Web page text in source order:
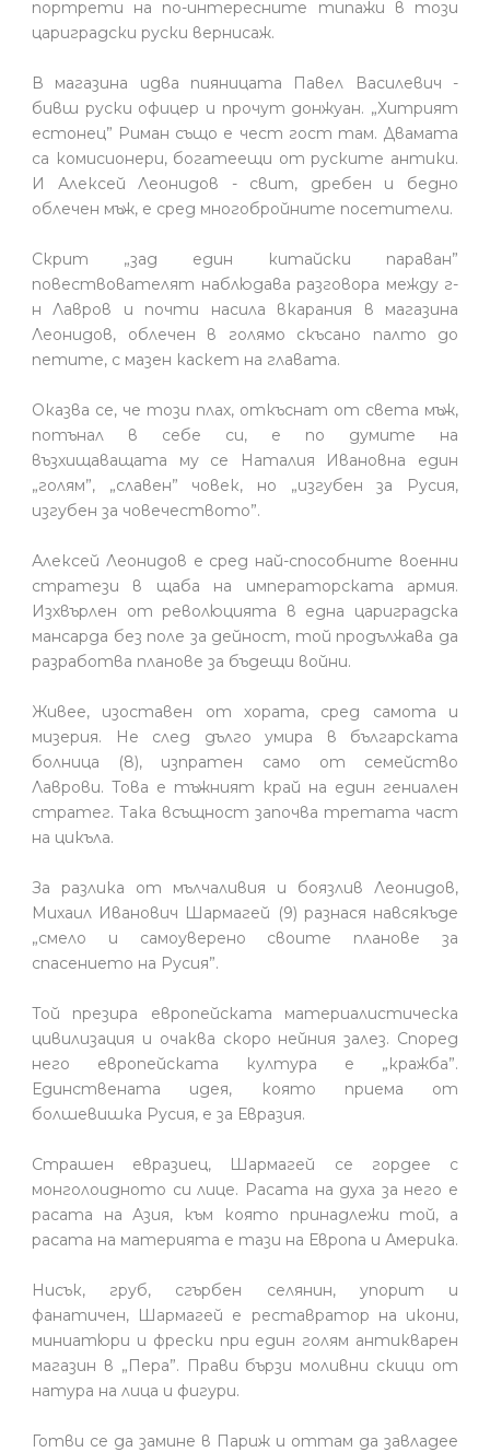
портрети на по-интересните типажи в този
цариградски руски вернисаж.
В магазина идва пияницата Павел Василевич -
бивш руски офицер и прочут донжуан. „Хитрият
естонец” Риман също е чест гост там. Двамата
са комисионери, богатеещи от руските антики.
И Алексей Леонидов - свит, дребен и бедно
облечен мъж, е сред многобройните посетители.
Скрит „зад един китайски параван”
повествователят наблюдава разговора между г-
н Лавров и почти насила вкарания в магазина
Леонидов, облечен в голямо скъсано палто до
петите, с мазен каскет на главата.
Оказва се, че този плах, откъснат от света мъж,
потънал в себе си, е по думите на
възхищаващата му се Наталия Ивановна един
„голям”, „славен” човек, но „изгубен за Русия,
изгубен за човечеството”.
Алексей Леонидов е сред най-способните военни
стратези в щаба на императорската армия.
Изхвърлен от революцията в една цариградска
мансарда без поле за дейност, той продължава да
разработва планове за бъдещи войни.
Живее, изоставен от хората, сред самота и
мизерия. Не след дълго умира в българската
болница (8), изпратен само от семейство
Лаврови. Това е тъжният край на един гениален
стратег. Така всъщност започва третата част
на цикъла.
За разлика от мълчаливия и боязлив Леонидов,
Михаил Иванович Шармагей (9) разнася навсякъде
„смело и самоуверено своите планове за
спасението на Русия”.
Той презира европейската материалистическа
цивилизация и очаква скоро нейния залез. Според
него европейската култура е „кражба”.
Единствената идея, която приема от
болшевишка Русия, е за Евразия.
Страшен евразиец, Шармагей се гордее с
монголоидното си лице. Расата на духа за него е
расата на Азия, към която принадлежи той, а
расата на материята е тази на Европа и Америка.
Нисък, груб, сгърбен селянин, упорит и
фанатичен, Шармагей е реставратор на икони,
миниатюри и фрески при един голям антикварен
магазин в „Пера”. Прави бързи моливни скици от
натура на лица и фигури.
Готви се да замине в Париж и оттам да завладее